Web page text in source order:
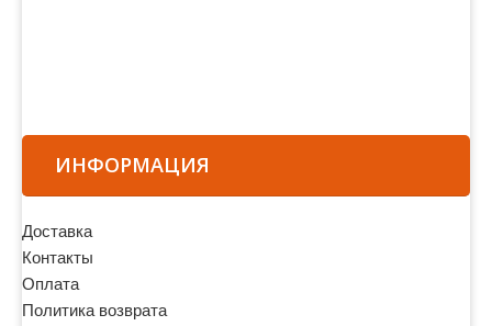
ИНФОРМАЦИЯ
Доставка
Контакты
Оплата
Политика возврата